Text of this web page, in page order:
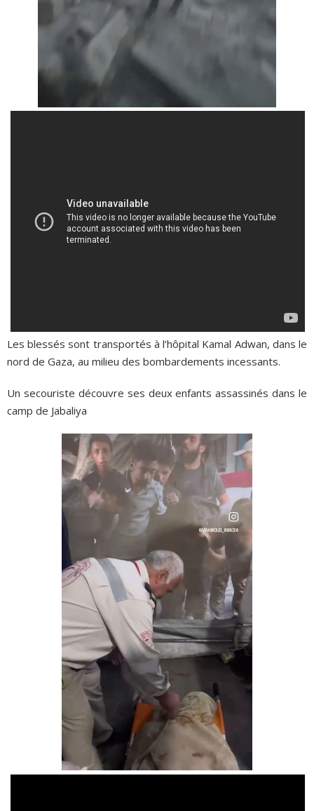
Les blessés sont transportés à l’hôpital Kamal Adwan, dans le
nord de Gaza, au milieu des bombardements incessants.
Un secouriste découvre ses deux enfants assassinés dans le
camp de Jabaliya